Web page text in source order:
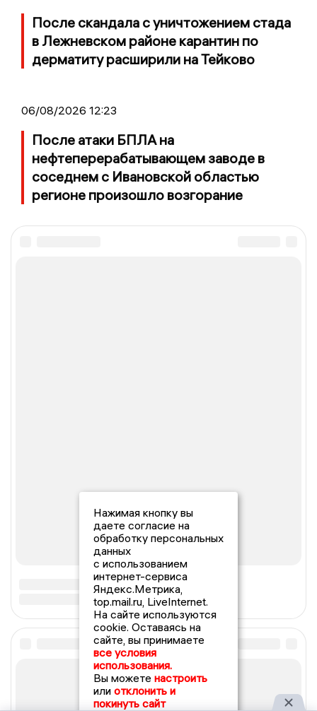
После скандала с уничтожением стада
в Лежневском районе карантин по
дерматиту расширили на Тейково
06/08/2026 12:23
После атаки БПЛА на
нефтеперерабатывающем заводе в
соседнем с Ивановской областью
регионе произошло возгорание
Нажимая кнопку вы
даете согласие на
обработку персональных
данных
с использованием
интернет-сервиса
Яндекс.Метрика,
top.mail.ru, LiveInternet.
На сайте используются
cookie. Оставаясь на
сайте, вы принимаете
все условия
использования.
Вы можете настроить
или отклонить и
покинуть сайт